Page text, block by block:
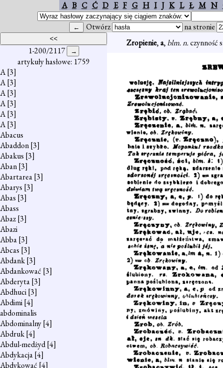
A B C Ć D E F G H I J K L Ł M N
Otwórz na stronie
1-200/2117
artykuły hasłowe: 1759
A[3]
A[3]
A[3]
A[3]
A[3]
A[3]
Abacus
Abaddon[3]
Abakus [3]
Aban[3]
Abartarea[3]
Abarys [3]
Abas [3]
Abass
Abaz[3]
Abazi
Abba[3]
Abcas [3]
Abdank[3]
Abdankować [3]
Abderyta[3]
Abdhuci[3]
Abdimi[4]
abdominalis
Abdominalny[4]
Abdruk[4]
Abdul-medżyd[4]
Abdykacja[4]
Abdykować [4]
Zropienie,a, blm. n.czynność